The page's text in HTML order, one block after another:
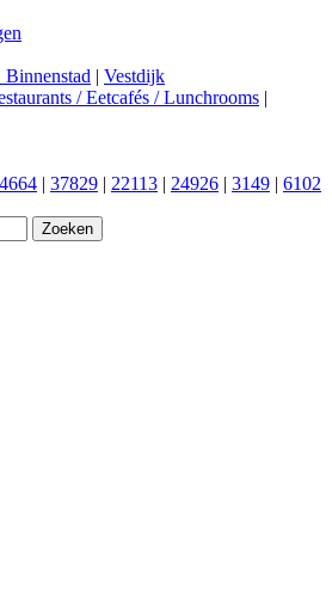
Binnenstad | Vestdijk
/ Eetcafés / Lunchrooms |
| 37829 | 22113 | 24926 | 3149 | 6102